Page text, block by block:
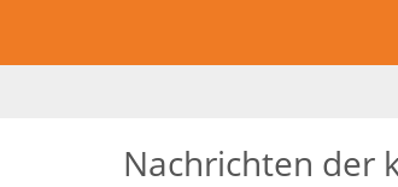
Nachrichten der